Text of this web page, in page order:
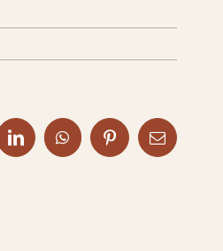
LinkedInWhatsAppPinterestEmail